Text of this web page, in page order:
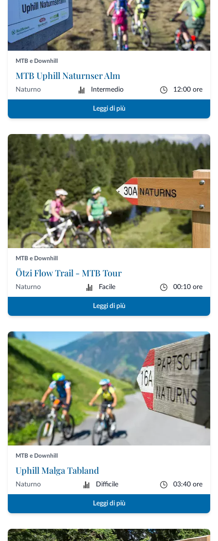
MTB e Downhill
MTB Uphill Naturnser Alm
Naturno Intermedio 12:00 ore
Leggi di più
MTB e Downhill
Ötzi Flow Trail - MTB Tour
Naturno Facile 00:10 ore
Leggi di più
MTB e Downhill
Uphill Malga Tabland
Naturno Difficile 03:40 ore
Leggi di più